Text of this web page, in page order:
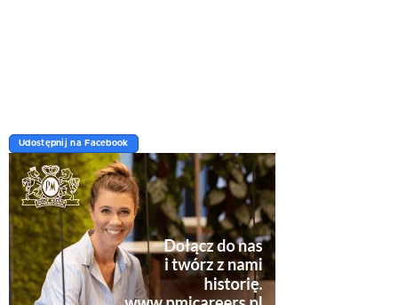
Udostępnij na Facebook